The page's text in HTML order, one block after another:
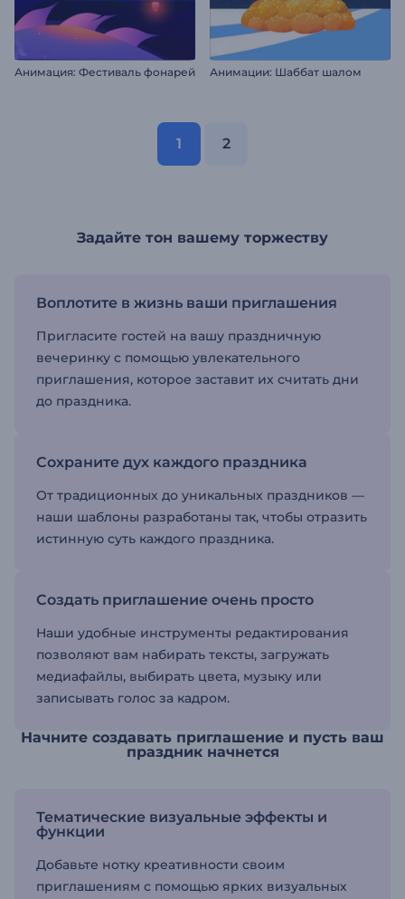
Анимация: Фестиваль фонарей Анимации: Шаббат шалом
1 2
Задайте тон вашему торжеству
Воплотите в жизнь ваши приглашения
Пригласите гостей на вашу праздничную
вечеринку с помощью увлекательного
приглашения, которое заставит их считать дни
до праздника.
Сохраните дух каждого праздника
От традиционных до уникальных праздников —
наши шаблоны разработаны так, чтобы отразить
истинную суть каждого праздника.
Создать приглашение очень просто
Наши удобные инструменты редактирования
позволяют вам набирать тексты, загружать
медиафайлы, выбирать цвета, музыку или
записывать голос за кадром.
Начните создавать приглашение и пусть ваш
праздник начнется
Тематические визуальные эффекты и
функции
Добавьте нотку креативности своим
приглашениям с помощью ярких визуальных